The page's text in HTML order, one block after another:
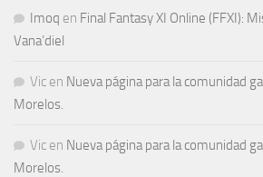
Imoq en Final Fantasy XI Online (FFXI):
Vana’diel
Vic en Nueva página para la comunidad
Morelos.
Vic en Nueva página para la comunidad
Morelos.